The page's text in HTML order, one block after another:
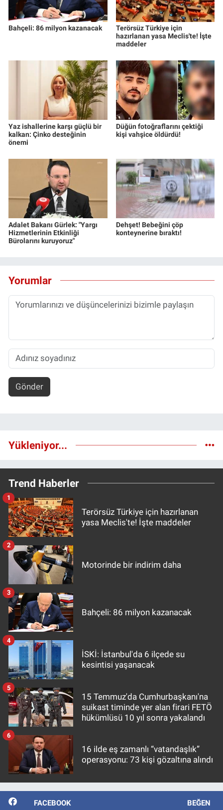
Bahçeli: 86 milyon kazanacak
Terörsüz Türkiye için
hazırlanan yasa Meclis'te! İşte
maddeler
Yaz ishallerine karşı güçlü bir
kalkan: Çinko desteğinin
önemi
Düğün fotoğraflarını çektiği
kişi vahşice öldürdü!
Adalet Bakanı Gürlek: "Yargı
Hizmetlerinin Etkinliği
Bürolarını kuruyoruz"
Dehşet! Bebeğini çöp
konteynerine bıraktı!
Yorumlar
Gönder
Yükleniyor...
Trend Haberler
Terörsüz Türkiye için hazırlanan
yasa Meclis'te! İşte maddeler
1
Motorinde bir indirim daha
2
Bahçeli: 86 milyon kazanacak
3
İSKİ: İstanbul'da 6 ilçede su
kesintisi yaşanacak
4
15 Temmuz'da Cumhurbaşkanı'na
suikast timinde yer alan firari FETÖ
hükümlüsü 10 yıl sonra yakalandı
5
16 ilde eş zamanlı “vatandaşlık”
operasyonu: 73 kişi gözaltına alındı
6
FACEBOOK BEĞEN